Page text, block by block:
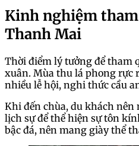
Kinh nghiệm tham
Thanh Mai
Thời điểm lý tưởng để tham
xuân. Mùa thu lá phong rực
nhiều lễ hội, nghi thức cầu
Khi đến chùa, du khách
lịch sự để thể hiện sự tôn
bậc đá, nên mang giày thể